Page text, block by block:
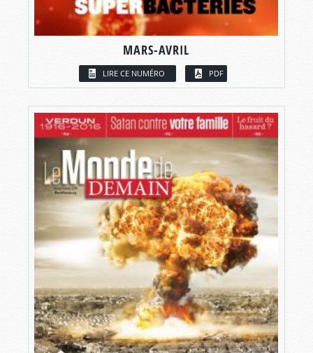
MARS-AVRIL
LIRE CE NUMÉRO PDF